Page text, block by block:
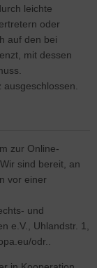
leichte
oder
auf den bei
mit dessen
zur Online-
sind bereit, an
vor einer
und
e.V., Uhlandstr. 1,
odr..